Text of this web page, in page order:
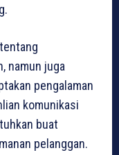
namun juga
pengalaman
komunikasi
buat
pelanggan.